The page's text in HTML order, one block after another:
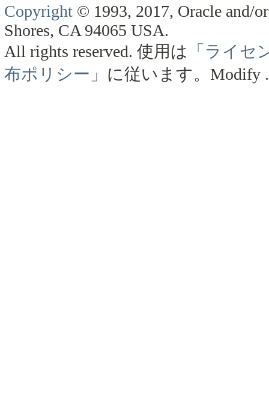
Copyright © 1993, 2017, Oracle and/
Shores, CA 94065 USA.
All rights reserved. 使用は 「ライセ
布ポリシー」 に従います。 Modify